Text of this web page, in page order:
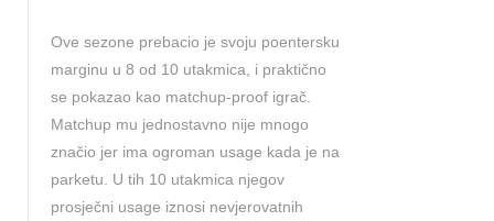
Ove sezone prebacio je svoju poentersku
marginu u 8 od 10 utakmica, i praktično
se pokazao kao matchup-proof igrač.
Matchup mu jednostavno nije mnogo
značio jer ima ogroman usage kada je na
parketu. U tih 10 utakmica njegov
prosječni usage iznosi nevjerovatnih